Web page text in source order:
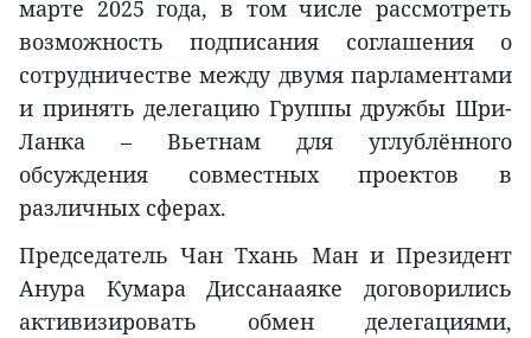
марте 2025 года, в том числе рассмотреть
возможность подписания соглашения о
сотрудничестве между двумя парламентами
и принять делегацию Группы дружбы Шри-
Ланка – Вьетнам для углублённого
обсуждения совместных проектов в
различных сферах.
Председатель Чан Тхань Ман и Президент
Анура Кумара Диссанааяке договорились
активизировать обмен делегациями,